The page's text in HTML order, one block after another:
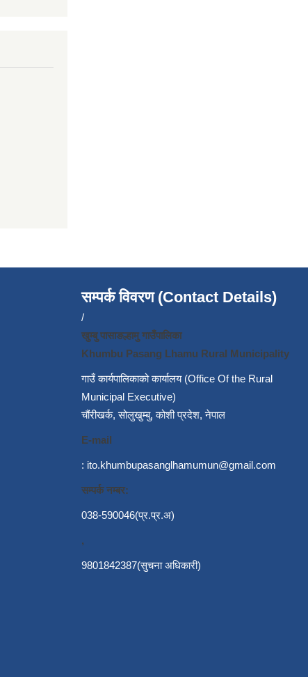
सम्पर्क विवरण (Contact Details)
/
खुम्बु पासाङल्हामु गाउँपालिका
Khumbu Pasang Lhamu Rural Municipality
गाउँ कार्यपालिकाको कार्यालय (Office Of the Rural
Municipal Executive)
चौंरीखर्क, सोलुखुम्बु, कोशी प्रदेश, नेपाल
E-mail
: ito.khumbupasanglhamumun@gmail.com
सम्पर्क नम्बर:
038-590046(प्र.प्र.अ)
,
9801842387(सुचना अधिकारी)